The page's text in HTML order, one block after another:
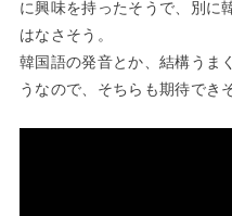
に興味を持ったそうで、別に
はなさそう。
韓国語の発音とか、結構うま
うなので、そちらも期待でき